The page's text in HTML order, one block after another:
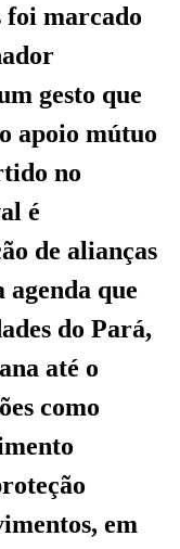
marcado
gesto que
apoio mútuo
no
é
de alianças
que
do Pará,
até o
como
em